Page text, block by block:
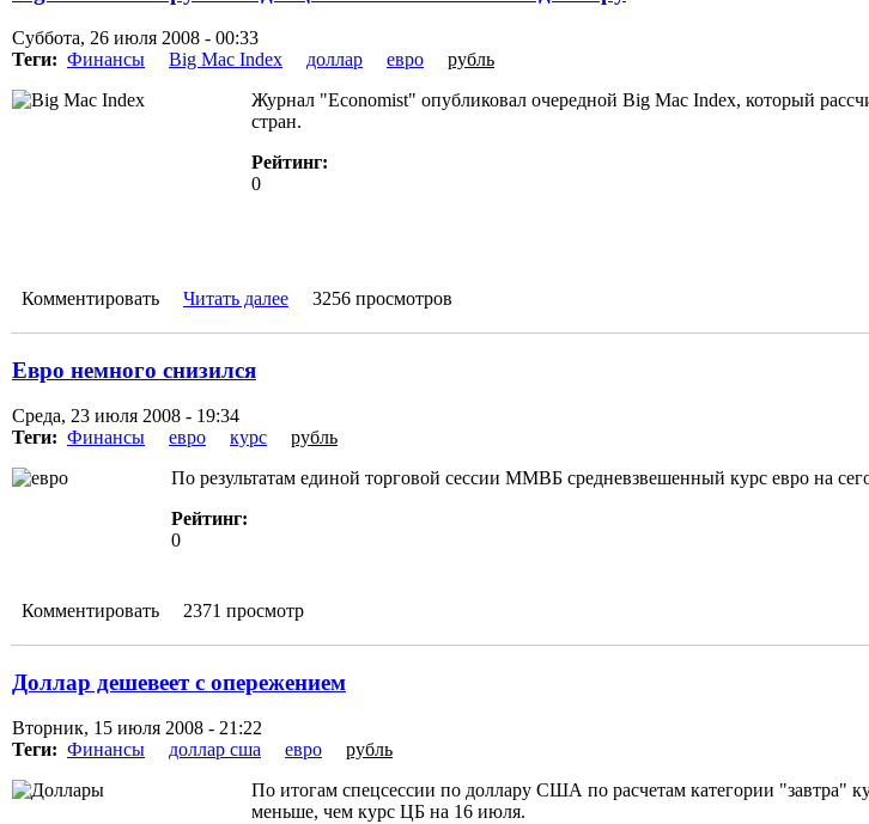
Суббота, 26 июля 2008 - 00:33
Теги: Финансы Big Mac Index доллар евро
рубль
Журнал "Economist" опубликовал очередной Big Mac Index, который
стран.
Рейтинг:
0
Комментировать Читать далее 3256 просмотров
Евро немного снизился
Среда, 23 июля 2008 - 19:34
Теги: Финансы евро курс
рубль
По результатам единой торговой сессии ММВБ средневзвешенный курс евро на
Рейтинг:
0
Комментировать 2371 просмотр
Доллар дешевеет с опережением
Вторник, 15 июля 2008 - 21:22
Теги: Финансы доллар сша евро
рубль
По итогам спецсессии по доллару США по расчетам категории "завтра"
меньше, чем курс ЦБ на 16 июля.